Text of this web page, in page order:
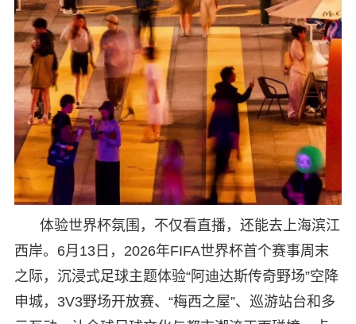
体验世界杯氛围，不仅看直播，还能去上海滨江
西岸。6月13日，2026年FIFA世界杯首个赛事周末
之际，沉浸式足球主题体验“阿迪达斯传奇野场”空降
申城，3V3野场开放赛、“梅西之屋”、巡游站台和多